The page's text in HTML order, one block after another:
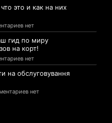
это и как на них
нет
гид по миру
на корт!
нет
на обслуговування
нет